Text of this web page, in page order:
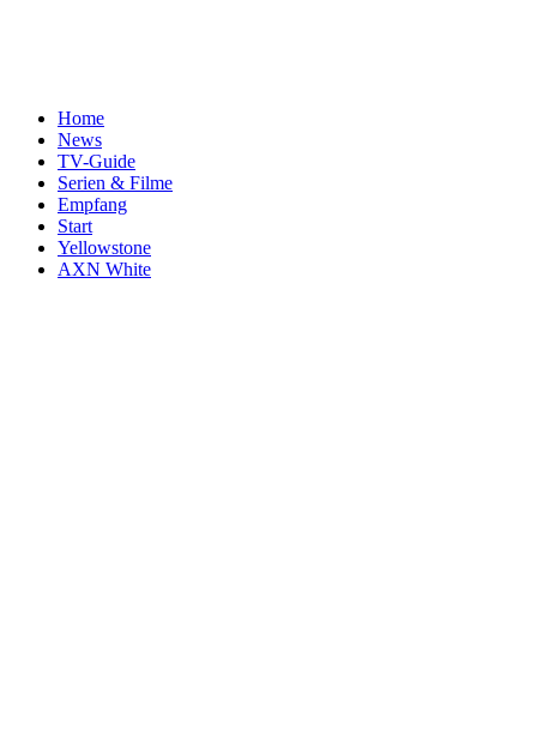
Home
News
TV-Guide
Serien & Filme
Empfang
Start
Yellowstone
AXN White